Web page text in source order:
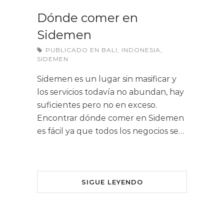
Dónde comer en
Sidemen
PUBLICADO EN BALI INDONESIA
SIDEMEN
Sidemen es un lugar sin masificar y
los servicios todavía no abundan, hay
suficientes pero no en exceso.
Encontrar dónde comer en Sidemen
es fácil ya que todos los negocios se…
SIGUE LEYENDO